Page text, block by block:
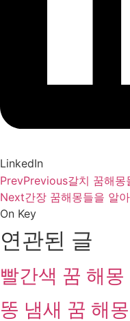
LinkedIn
PrevPrevious갈치 꿈해몽
Next간장 꿈해몽들을 알
On Key
연관된 글
빨간색 꿈 해몽
똥 냄새 꿈 해